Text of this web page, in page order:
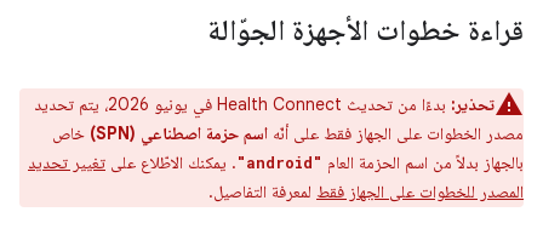
قراءة خطوات الأجهزة الجوّالة
تحذير:
بدءًا من تحديث Health Connect في يونيو 2026، يتم تحديد
مصدر الخطوات على الجهاز فقط على أنّه اسم حزمة اصطناعي (SPN)
خاص
بالجهاز بدلاً من اسم الحزمة العام "android". يمكنك الاطّلاع على تغيير تحديد
المصدر للخطوات على الجهاز فقط لمعرفة التفاصيل.